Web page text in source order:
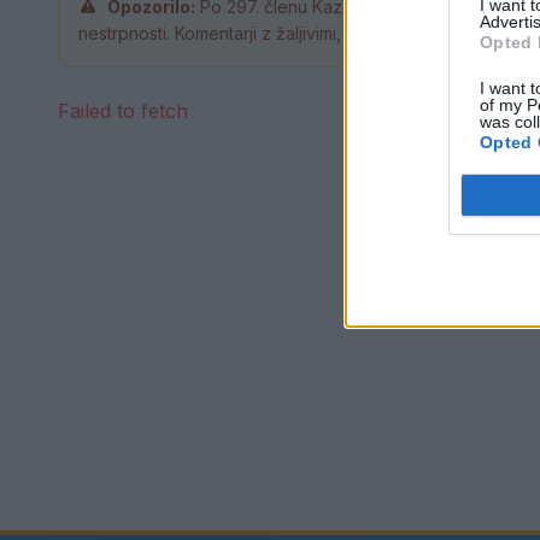
I want
Opted
I want
of my
was
Opted
Opozorilo: Po 297. členu Kazenskega zakonika je
nestrpnosti. Komentarji z žaljivimi, rasističnimi,
Failed to fetch